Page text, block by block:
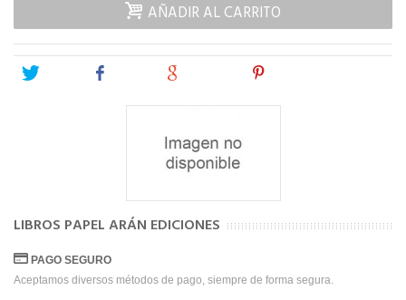
AÑADIR AL CARRITO
Tweet
LIBROS PAPEL ARÁN EDICIONES
PAGO SEGURO
Aceptamos diversos métodos de pago, siempre de forma segura.